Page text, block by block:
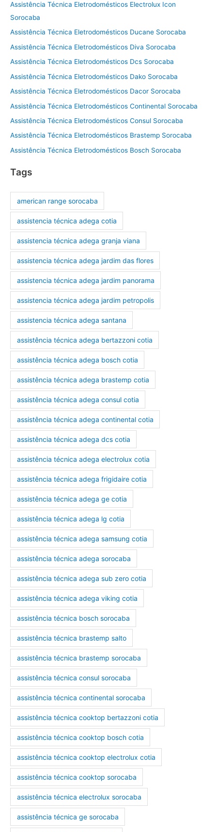
Assistência Técnica Eletrodomésticos Electrolux Icon
Sorocaba
Assistência Técnica Eletrodomésticos Ducane Sorocaba
Assistência Técnica Eletrodomésticos Diva Sorocaba
Assistência Técnica Eletrodomésticos Dcs Sorocaba
Assistência Técnica Eletrodomésticos Dako Sorocaba
Assistência Técnica Eletrodomésticos Dacor Sorocaba
Assistência Técnica Eletrodomésticos Continental Sorocaba
Assistência Técnica Eletrodomésticos Consul Sorocaba
Assistência Técnica Eletrodomésticos Brastemp Sorocaba
Assistência Técnica Eletrodomésticos Bosch Sorocaba
Tags
american range sorocaba
assistencia técnica adega cotia
assistencia técnica adega granja viana
assistencia técnica adega jardim das flores
assistencia técnica adega jardim panorama
assistencia técnica adega jardim petropolis
assistencia técnica adega santana
assistência técnica adega bertazzoni cotia
assistência técnica adega bosch cotia
assistência técnica adega brastemp cotia
assistência técnica adega consul cotia
assistência técnica adega continental cotia
assistência técnica adega dcs cotia
assistência técnica adega electrolux cotia
assistência técnica adega frigidaire cotia
assistência técnica adega ge cotia
assistência técnica adega lg cotia
assistência técnica adega samsung cotia
assistência técnica adega sorocaba
assistência técnica adega sub zero cotia
assistência técnica adega viking cotia
assistência técnica bosch sorocaba
assistência técnica brastemp salto
assistência técnica brastemp sorocaba
assistência técnica consul sorocaba
assistência técnica continental sorocaba
assistência técnica cooktop bertazzoni cotia
assistência técnica cooktop bosch cotia
assistência técnica cooktop electrolux cotia
assistência técnica cooktop sorocaba
assistência técnica electrolux sorocaba
assistência técnica ge sorocaba